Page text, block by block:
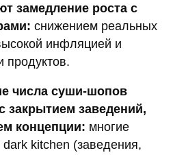
замедление роста с
снижением реальных
инфляцией и
продуктов.
числа суши‑шопов
закрытием заведений,
концепции: многие
kitchen (заведения,